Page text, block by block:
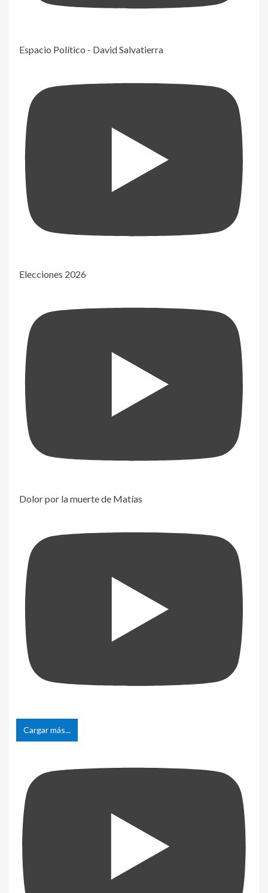
Espacio Político - David Salvatierra
Elecciones 2026
Dolor por la muerte de Matías
Cargar más...